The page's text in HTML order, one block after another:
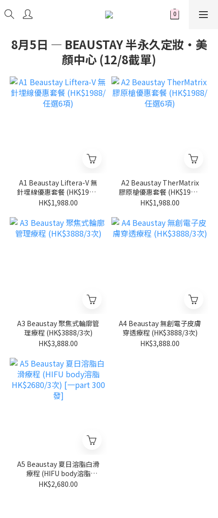
8月5日 — BEAUSTAY 半永久定妝·美
顏中心 (12/8截單)
A1 Beaustay Liftera-V 無
針埋線優惠套餐 (HK$1988/
任選6項)
HK$1,988.00
A2 Beaustay TherMatrix
膠原槍優惠套餐 (HK$1988/
任選6項)
HK$1,988.00
A3 Beaustay 聚焦式輪廓管
理療程 (HK$3888/3次)
HK$3,888.00
A4 Beaustay 無創電子皮膚
穿透療程 (HK$3888/3次)
HK$3,888.00
A5 Beaustay 夏日溶脂白滑
療程 (HIFU body溶脂
HK$2680/3次) [一part 300
HK$2,680.00